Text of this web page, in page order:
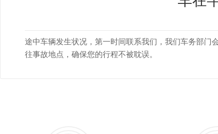
途中车辆发生状况，第一时间联系我们，我们车务部门
往事故地点，确保您的行程不被耽误。